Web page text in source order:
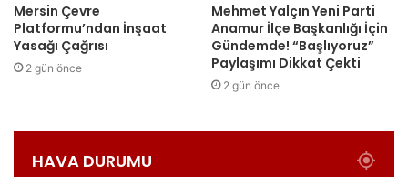
Mersin Çevre
Platformu’ndan İnşaat
Yasağı Çağrısı
2 gün önce
Mehmet Yalçın Yeni Parti
Anamur İlçe Başkanlığı İçin
Gündemde! “Başlıyoruz”
Paylaşımı Dikkat Çekti
2 gün önce
HAVA DURUMU